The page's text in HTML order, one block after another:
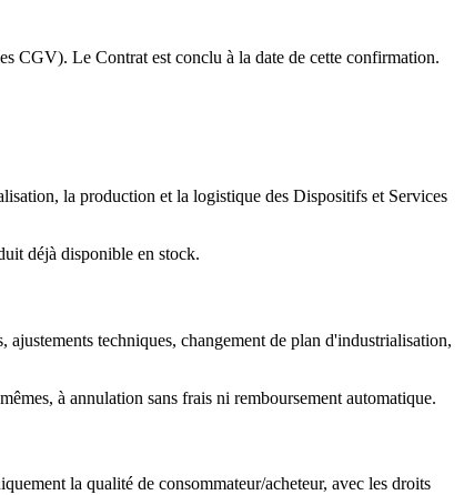
CGV). Le Contrat est conclu à la date de cette confirmation.
la production et la logistique des Dispositifs et Services
déjà disponible en stock.
techniques, changement de plan d'industrialisation,
à annulation sans frais ni remboursement automatique.
la qualité de consommateur/acheteur, avec les droits